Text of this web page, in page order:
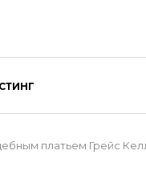
платьем Грейс